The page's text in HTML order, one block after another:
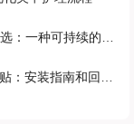
续的高性能解决方案
装指南和回购策略